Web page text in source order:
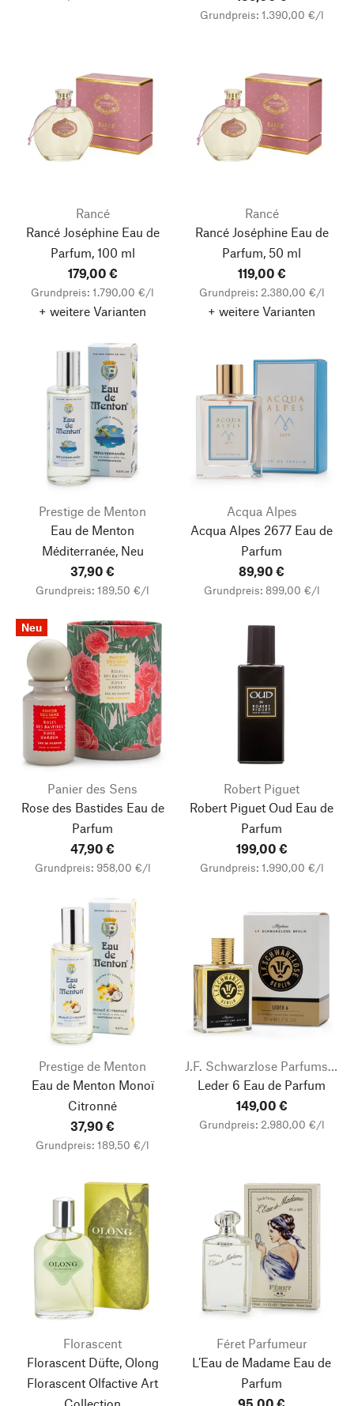
Grundpreis: 1.390,00 €/l
Rancé
Rancé Joséphine Eau de
Parfum, 100 ml
179,00 €
Grundpreis: 1.790,00 €/l
+ weitere Varianten
Rancé
Rancé Joséphine Eau de
Parfum, 50 ml
119,00 €
Grundpreis: 2.380,00 €/l
+ weitere Varianten
Prestige de Menton
Eau de Menton
Méditerranée, Neu
37,90 €
Grundpreis: 189,50 €/l
Acqua Alpes
Acqua Alpes 2677 Eau de
Parfum
89,90 €
Grundpreis: 899,00 €/l
Neu
Panier des Sens
Rose des Bastides Eau de
Parfum
47,90 €
Grundpreis: 958,00 €/l
Robert Piguet
Robert Piguet Oud Eau de
Parfum
199,00 €
Grundpreis: 1.990,00 €/l
Prestige de Menton
Eau de Menton Monoï
Citronné
37,90 €
Grundpreis: 189,50 €/l
J.F. Schwarzlose Parfums Berlin
Leder 6 Eau de Parfum
149,00 €
Grundpreis: 2.980,00 €/l
Florascent
Florascent Düfte, Olong
Florascent Olfactive Art
Féret Parfumeur
L’Eau de Madame Eau de
Parfum